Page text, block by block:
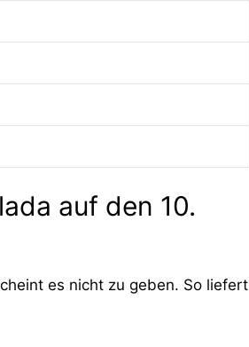
auf den 10.
es nicht zu geben. So liefert